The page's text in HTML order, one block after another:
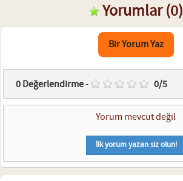
Yorumlar(0)
Bir Yorum Yaz
0Değerlendirme- 0/5
Yorum mevcut değil
İlk yorum yazan siz olun!